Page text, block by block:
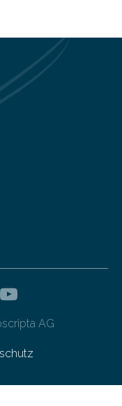
Löchern
der Goethe-
Code
hoch präzise
AG